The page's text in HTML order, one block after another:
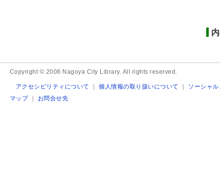
Copyright © 2008 Nagoya City Library. All rights reserved.
アクセシビリティについて ｜個人情報の取り扱いについて ｜ ソーシャ
マップ｜ お問合せ先